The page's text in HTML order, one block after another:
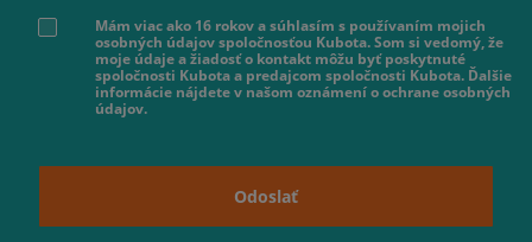
Mám viac ako 16 rokov a súhlasím s používaním mojich
osobných údajov spoločnosťou Kubota. Som si vedomý, že
moje údaje a žiadosť o kontakt môžu byť poskytnuté
spoločnosti Kubota a predajcom spoločnosti Kubota. Ďalšie
informácie nájdete v našom oznámení o ochrane osobných
údajov.
Odoslať